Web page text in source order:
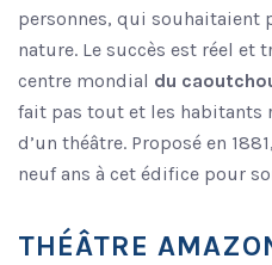
personnes, qui souhaitaient
nature. Le succès est réel et
centre mondial du
fait pas tout et les habitants
d’un théâtre. Proposé en
neuf ans à cet édifice pour
THÉÂTRE